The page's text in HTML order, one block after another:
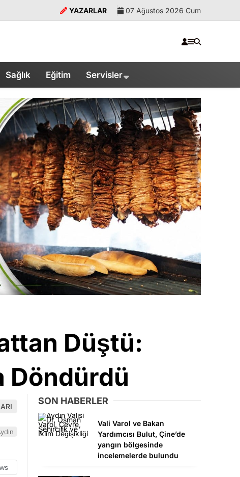
YAZARLAR 07 Ağustos 2026 Cum
Sağlık Eğitim Servisler
Düştü:
Döndürdü
SON HABERLER
Vali Varol ve Bakan
Yardımcısı Bulut, Çine’de
yangın bölgesinde
incelemelerde bulundu